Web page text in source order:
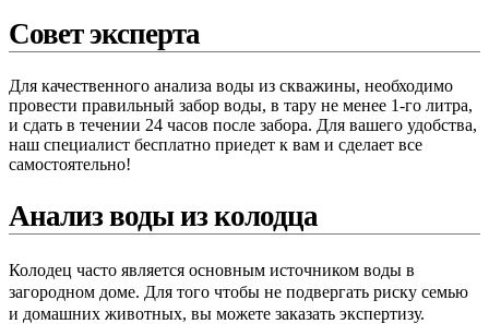
Совет эксперта
Для качественного анализа воды из скважины, необходимо
провести правильный забор воды, в тару не менее 1-го литра,
и сдать в течении 24 часов после забора. Для вашего удобства,
наш специалист бесплатно приедет к вам и сделает все
самостоятельно!
Анализ воды из колодца
Колодец часто является основным источником воды в
загородном доме. Для того чтобы не подвергать риску семью
и домашних животных, вы можете заказать экспертизу.